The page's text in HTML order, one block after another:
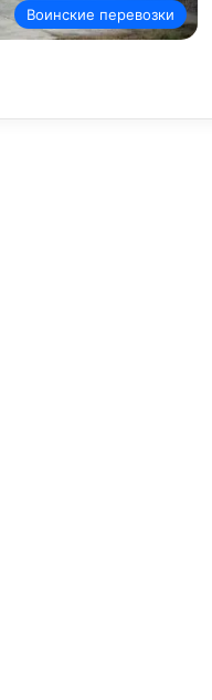
Воинские перевозки